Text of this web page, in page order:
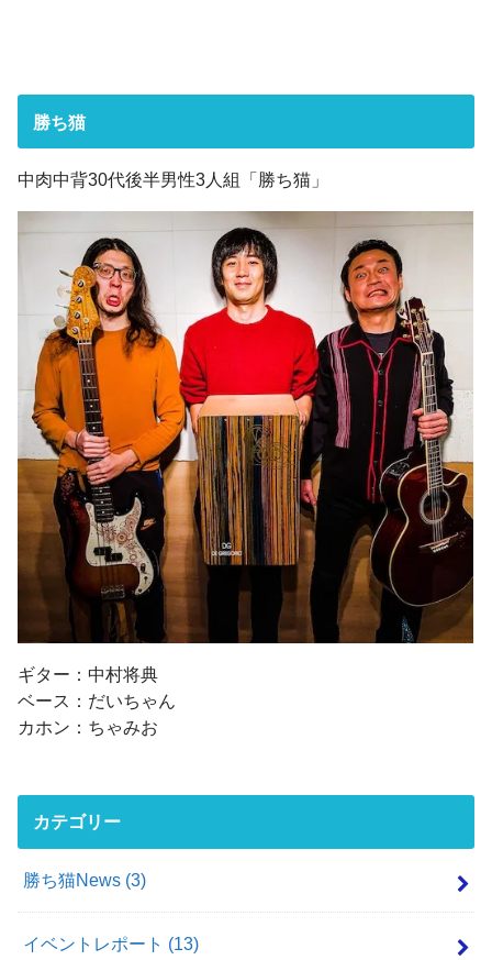
勝ち猫
中肉中背30代後半男性3人組「勝ち猫」
ギター：中村将典
ベース：だいちゃん
カホン：ちゃみお
カテゴリー
勝ち猫News (3)
イベントレポート (13)